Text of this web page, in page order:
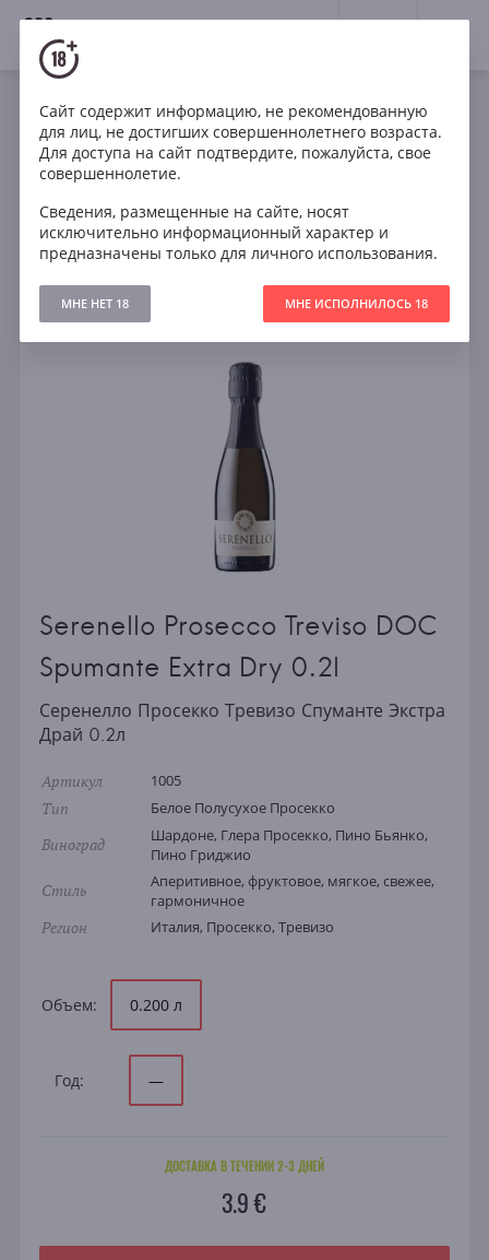
18+
Игристое Белое Полусухое
Италия
Serenello Prosecco Treviso DOC Spumante Extra Dry
0.2l
Serenello Prosecco Treviso DOC
Spumante Extra Dry 0.2l
Серенелло Просекко Тревизо Спуманте Экстра
Драй 0.2л
Артикул 1005
Тип Белое Полусухое Просекко
Виноград
Шардоне, Глера Просекко, Пино Бьянко,
Пино Гриджио
Стиль
Аперитивное, фруктовое, мягкое, свежее,
гармоничное
Регион Италия, Просекко, Тревизо
Объем: 0.200 л
Год: —
ДОСТАВКА В ТЕЧЕНИИ 2-3 ДНЕЙ
3.9 €
Сайт содержит информацию, не рекомендованную
для лиц, не достигших совершеннолетнего возраста.
Для доступа на сайт подтвердите, пожалуйста, свое
совершеннолетие.
Сведения, размещенные на сайте, носят
исключительно информационный характер и
предназначены только для личного использования.
МНЕ НЕТ 18 МНЕ ИСПОЛНИЛОСЬ 18